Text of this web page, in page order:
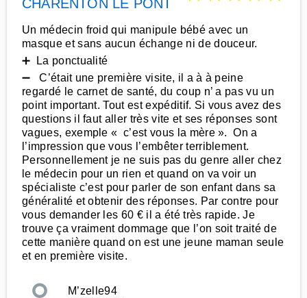
CHARENTON LE PONT
Un médecin froid qui manipule bébé avec un
masque et sans aucun échange ni de douceur.
➕ La ponctualité
➖ C’était une première visite, il a à à peine
regardé le carnet de santé, du coup n’ a pas vu un
point important. Tout est expéditif. Si vous avez des
questions il faut aller très vite et ses réponses sont
vagues, exemple « c’est vous la mère ». On a
l’impression que vous l’embêter terriblement.
Personnellement je ne suis pas du genre aller chez
le médecin pour un rien et quand on va voir un
spécialiste c’est pour parler de son enfant dans sa
généralité et obtenir des réponses. Par contre pour
vous demander les 60 € il a été très rapide. Je
trouve ça vraiment dommage que l’on soit traité de
cette manière quand on est une jeune maman seule
et en première visite.
M’zelle94